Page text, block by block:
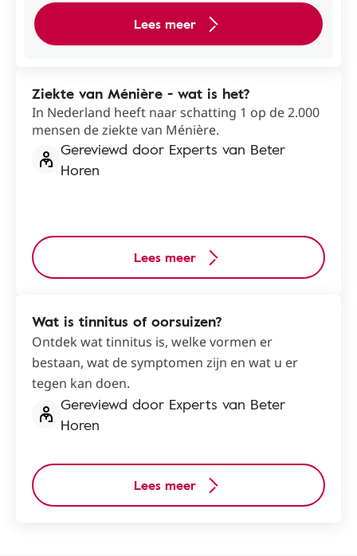
Lees meer
Ziekte van Ménière - wat is het?
In Nederland heeft naar schatting 1 op de 2.000
mensen de ziekte van Ménière.
Gereviewd door Experts van Beter
Horen
Lees meer
Wat is tinnitus of oorsuizen?
Ontdek wat tinnitus is, welke vormen er
bestaan, wat de symptomen zijn en wat u er
tegen kan doen.
Gereviewd door Experts van Beter
Horen
Lees meer